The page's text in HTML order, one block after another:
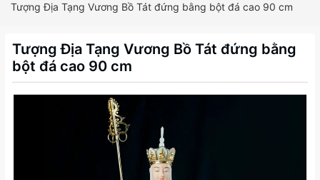
Tượng Địa Tạng Vương Bồ Tát đứng bằng bột đá cao 90 cm
Tượng Địa Tạng Vương Bồ Tát đứng bằng
bột đá cao 90 cm